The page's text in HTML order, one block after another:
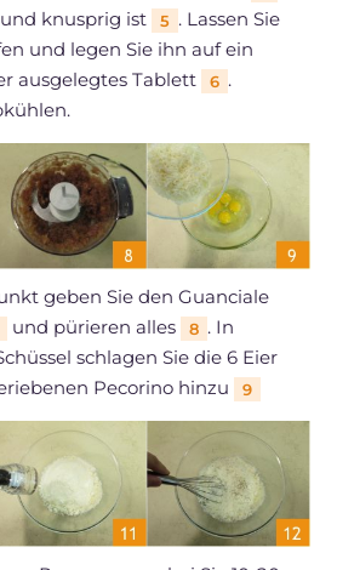
knusprig ist
5 . Lassen Sie
und legen Sie ihn auf ein
ausgelegtes Tablett
6 .
geben Sie den Guanciale
und pürieren alles 8 . In
schlagen Sie die 6 Eier
Pecorino hinzu
9